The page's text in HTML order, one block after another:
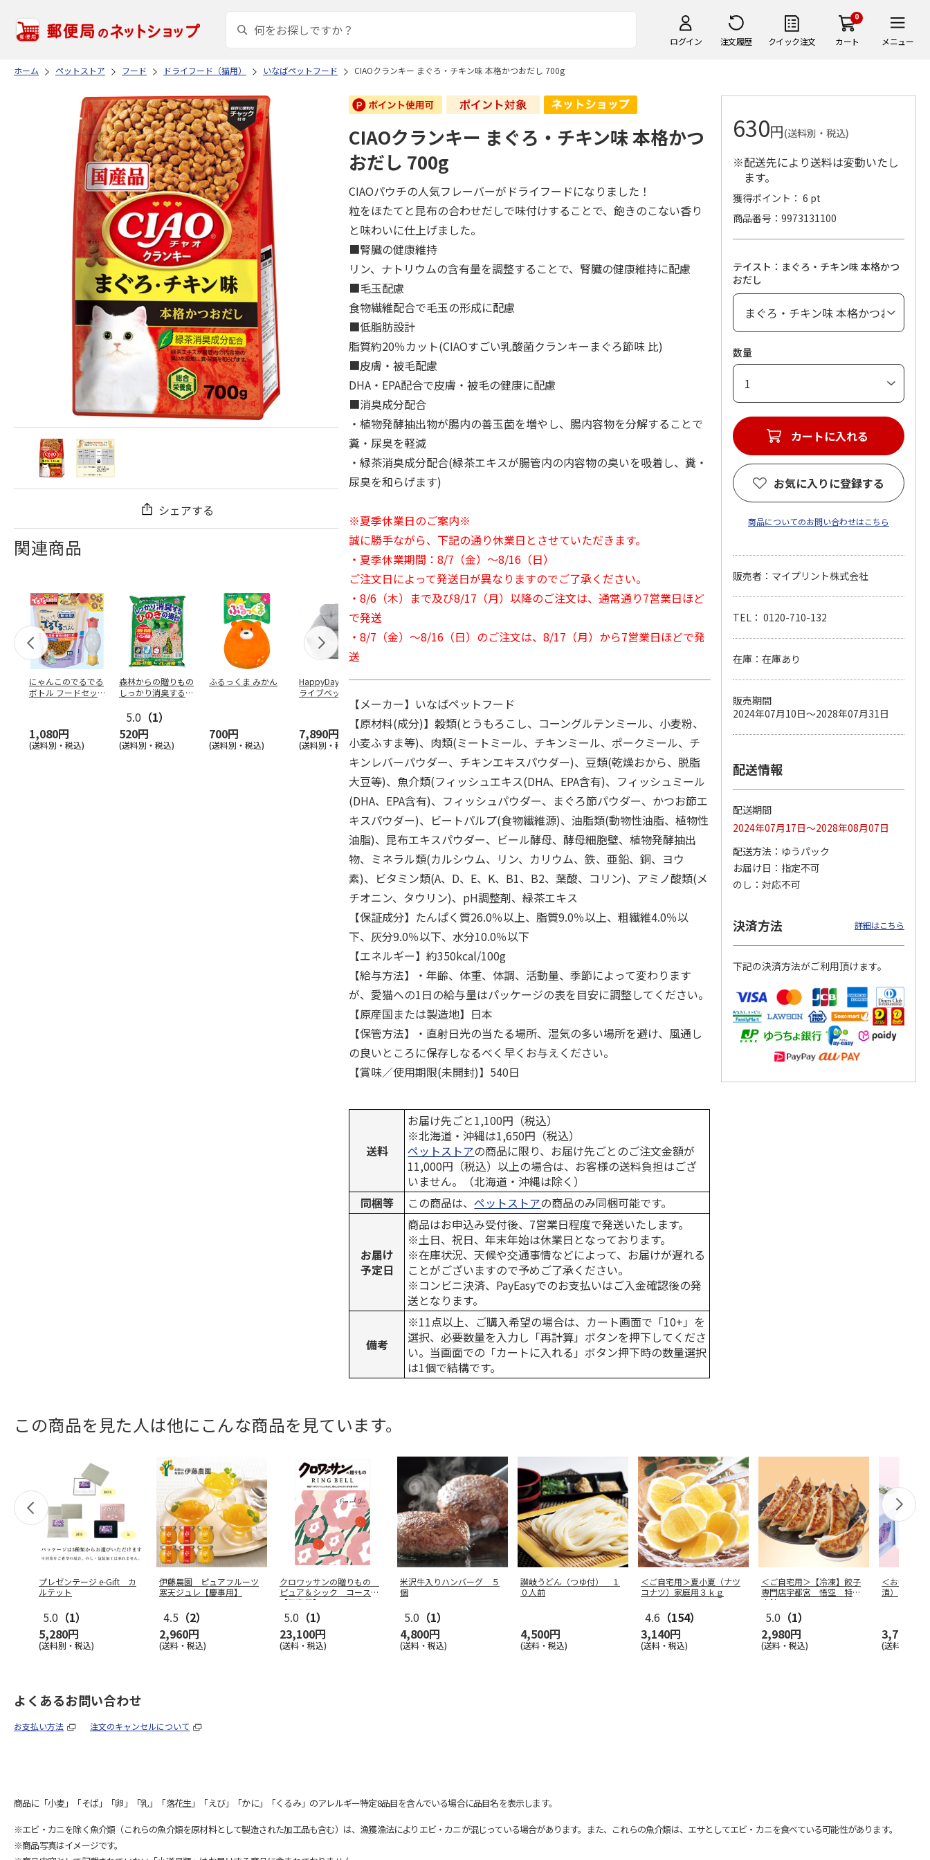
ログイン 注文履歴 クイック注文
0
カート メニュー
ホーム ペットストア フード ドライフード（猫用） いなばペットフード CIAOクランキー まぐろ・チキン味 本格かつおだし 700g
シェアする
関連商品
にゃんこのでるでる
ボトル フードセッ
1,080円
(送料別・税込)
森林からの贈りもの
しっかり消臭するひ
5.0 （1）
520円
(送料別・税込)
ふるっくま みかん
700円
(送料別・税込)
HappyDays 2wayド
ライブベッド グレ
7,890円
(送料別・税込)
獣医師開発 ニオイ
イレ ナチュラルグ
1,550円
(送料別・税込)
デオトイレ 飛び散
ンド 4L
1,320円
(送料別・税込)
無添加良品 カムカ
470円
(送料別・税込)
銀のスプーン パウ
120円
(送料別・税込)
ペット線香 虹のか
ローラルの香り
590円
CIAO 香り立つクラ
380円
CIAOクランキー まぐろ・チキン味 本格かつ
おだし 700g
CIAOパウチの人気フレーバーがドライフードになりました！
粒をほたてと昆布の合わせだしで味付けすることで、飽きのこない香り
と味わいに仕上げました。
■腎臓の健康維持
リン、ナトリウムの含有量を調整することで、腎臓の健康維持に配慮
■毛玉配慮
食物繊維配合で毛玉の形成に配慮
■低脂肪設計
脂質約20％カット(CIAOすごい乳酸菌クランキーまぐろ節味 比)
■皮膚・被毛配慮
DHA・EPA配合で皮膚・被毛の健康に配慮
■消臭成分配合
・植物発酵抽出物が腸内の善玉菌を増やし、腸内容物を分解することで
糞・尿臭を軽減
・緑茶消臭成分配合(緑茶エキスが腸管内の内容物の臭いを吸着し、糞・
尿臭を和らげます)
※夏季休業日のご案内※
誠に勝手ながら、下記の通り休業日とさせていただきます。
・夏季休業期間：8/7（金）～8/16（日）
ご注文日によって発送日が異なりますのでご了承ください。
・8/6（木）まで及び8/17（月）以降のご注文は、通常通り7営業日ほど
で発送
・8/7（金）～8/16（日）のご注文は、8/17（月）から7営業日ほどで発
送
【メーカー】いなばペットフード
【原材料(成分)】穀類(とうもろこし、コーングルテンミール、小麦粉、
小麦ふすま等)、肉類(ミートミール、チキンミール、ポークミール、チ
キンレバーパウダー、チキンエキスパウダー)、豆類(乾燥おから、脱脂
大豆等)、魚介類(フィッシュエキス(DHA、EPA含有)、フィッシュミール
(DHA、EPA含有)、フィッシュパウダー、まぐろ節パウダー、かつお節エ
キスパウダー)、ビートパルプ(食物繊維源)、油脂類(動物性油脂、植物性
油脂)、昆布エキスパウダー、ビール酵母、酵母細胞壁、植物発酵抽出
物、ミネラル類(カルシウム、リン、カリウム、鉄、亜鉛、銅、ヨウ
素)、ビタミン類(A、D、E、K、B1、B2、葉酸、コリン)、アミノ酸類(メ
チオニン、タウリン)、pH調整剤、緑茶エキス
【保証成分】たんぱく質26.0％以上、脂質9.0％以上、粗繊維4.0％以
下、灰分9.0％以下、水分10.0％以下
【エネルギー】約350kcal/100g
【給与方法】・年齢、体重、体調、活動量、季節によって変わります
が、愛猫への1日の給与量はパッケージの表を目安に調整してください。
【原産国または製造地】日本
【保管方法】・直射日光の当たる場所、湿気の多い場所を避け、風通し
の良いところに保存しなるべく早くお与えください。
【賞味／使用期限(未開封)】540日
送料
お届け先ごと1,100円（税込）
※北海道・沖縄は1,650円（税込）
ペットストアの商品に限り、お届け先ごとのご注文金額が
11,000円（税込）以上の場合は、お客様の送料負担はござ
いません。（北海道・沖縄は除く）
同梱等
この商品は、ペットストアの商品のみ同梱可能です。
お届け
予定日
商品はお申込み受付後、7営業日程度で発送いたします。
※土日、祝日、年末年始は休業日となっております。
※在庫状況、天候や交通事情などによって、お届けが遅れる
ことがございますので予めご了承ください。
※コンビニ決済、PayEasyでのお支払いはご入金確認後の発
送となります。
備考
※11点以上、ご購入希望の場合は、カート画面で「10+」を
選択、必要数量を入力し「再計算」ボタンを押下してくださ
い。当画面での「カートに入れる」ボタン押下時の数量選択
は1個で結構です。
630円(送料別・税込)
※配送先により送料は変動いたし
ます。
獲得ポイント： 6 pt
商品番号
9973131100
テイスト：まぐろ・チキン味 本格かつ
おだし
数量
カートに入れる
お気に入りに登録する
商品についてのお問い合わせはこちら
販売者：マイプリント株式会社
TEL： 0120-710-132
在庫：在庫あり
販売期間
2024年07月10日～2028年07月31日
配送情報
配送期間
2024年07月17日～2028年08月07日
配送方法
ゆうパック
お届け日
指定不可
のし
対応不可
決済方法 詳細はこちら
下記の決済方法がご利用頂けます。
この商品を見た人は他にこんな商品を見ています。
プレゼンテージ e-Gift カ
ルテット
5.0 （1）
5,280円
(送料別・税込)
伊藤農園 ピュアフルーツ
寒天ジュレ【慶事用】
4.5 （2）
2,960円
(送料・税込)
クロワッサンの贈りもの
ピュア＆シック コース
【弔事用】
5.0 （1）
23,100円
(送料・税込)
米沢牛入りハンバーグ ５
個
5.0 （1）
4,800円
(送料・税込)
讃岐うどん（つゆ付） １
０人前
4,500円
(送料・税込)
＜ご自宅用＞夏小夏（ナツ
コナツ）家庭用３ｋｇ
4.6 （154）
3,140円
(送料・税込)
＜ご自宅用＞【冷凍】餃子
専門店宇都宮 悟空 特製
肉餃子
5.0 （1）
2,980円
(送料・税込)
＜お中元＞
漬）
3,750円
(送料・税込)
よくあるお問い合わせ
お支払い方法 注文のキャンセルについて
商品に「小麦」「そば」「卵」「乳」「落花生」「えび」「かに」「くるみ」のアレルギー特定8品目を含んでいる場合に品目名を表示します。
※エビ・カニを除く魚介類（これらの魚介類を原材料として製造された加工品も含む）は、漁獲漁法によりエビ・カニが混じっている場合があります。また、これらの魚介類は、エサとしてエビ・カニを食べている可能性があります。
※商品写真はイメージです。